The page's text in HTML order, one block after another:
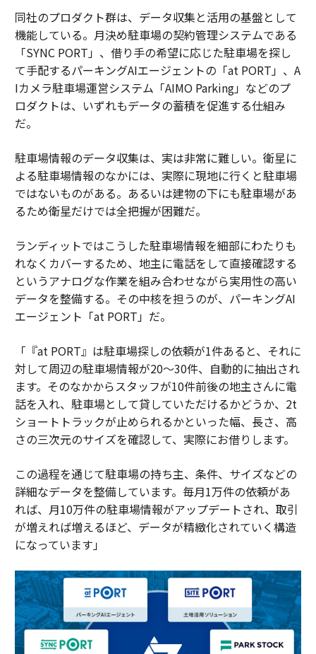
同社のプロダクト群は、データ収集と活用の基盤として
機能している。月決め駐車場の契約管理システムである
「SYNC PORT」、借り手の希望に応じた駐車場を探し
て手配するパーキングAIエージェントの「at PORT」、A
Iカメラ駐車場運営システム「AIMO Parking」などのプ
ロダクトは、いずれもデータの蓄積を促進する仕組み
だ。
駐車場情報のデータ収集は、実は非常に難しい。衛星に
よる駐車場情報のなかには、実際に現地に行くと駐車場
ではないものがある。あるいは建物の下にも駐車場があ
るため衛星だけでは全把握が困難だ。
ランディットではこうした駐車場情報を細部にわたりも
れなくカバーするため、地主に電話をして直接確認する
というアナログな作業を組み合わせながら実用性の高い
データを整備する。その中核を担うのが、パーキングAI
エージェント「at PORT」だ。
「『at PORT』は駐車場探しの依頼が1件あると、それに
対して周辺の駐車場情報が20～30件、自動的に抽出され
ます。そのなかからスタッフが10件前後の地主さんに電
話を入れ、駐車場として貸していただけるかどうか、2t
ショートトラックが止められるかといった幅、長さ、高
さの三次元のサイズを確認して、実際にお借りします。
この過程を通じて駐車場の持ち主、条件、サイズなどの
詳細なデータを整備しています。毎月1万件の依頼があ
れば、月10万件の駐車場情報がアップデートされ、取引
が増えれば増えるほど、データが精緻化されていく構造
になっています」